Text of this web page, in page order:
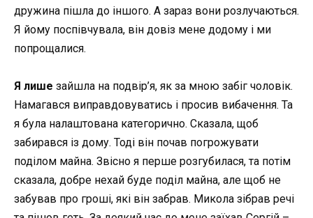
дружина пішла до іншого. А зараз вони розлучаються.
Я йому поспівчувала, він довіз мене додому і ми
попрощалися.
Я лише зайшла на подвір’я, як за мною забіг чоловік.
Намагався виправдовуватись і просив вибачення. Та
я була налаштована категорично. Сказала, щоб
забирався із дому. Тоді він почав погрожувати
поділом майна. Звісно я перше розгубилася, та потім
сказала, добре нехай буде поділ майна, але щоб не
забував про гроші, які він забрав. Микола зібрав речі